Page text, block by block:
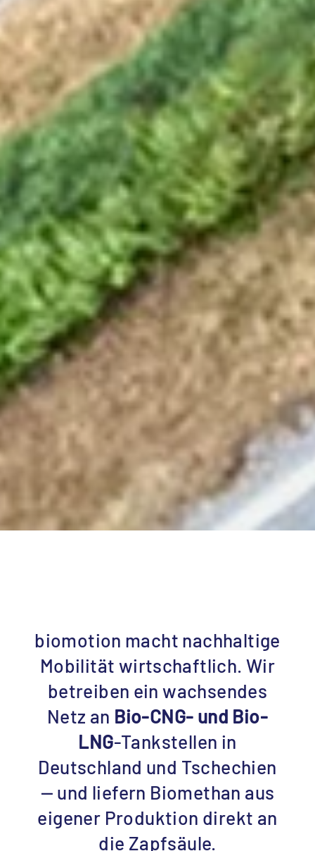
biomotion macht nachhaltige
Mobilität wirtschaftlich. Wir
betreiben ein wachsendes
Netz an Bio-CNG- und Bio-
LNG-Tankstellen in
Deutschland und Tschechien
— und liefern Biomethan aus
eigener Produktion direkt an
die Zapfsäule.